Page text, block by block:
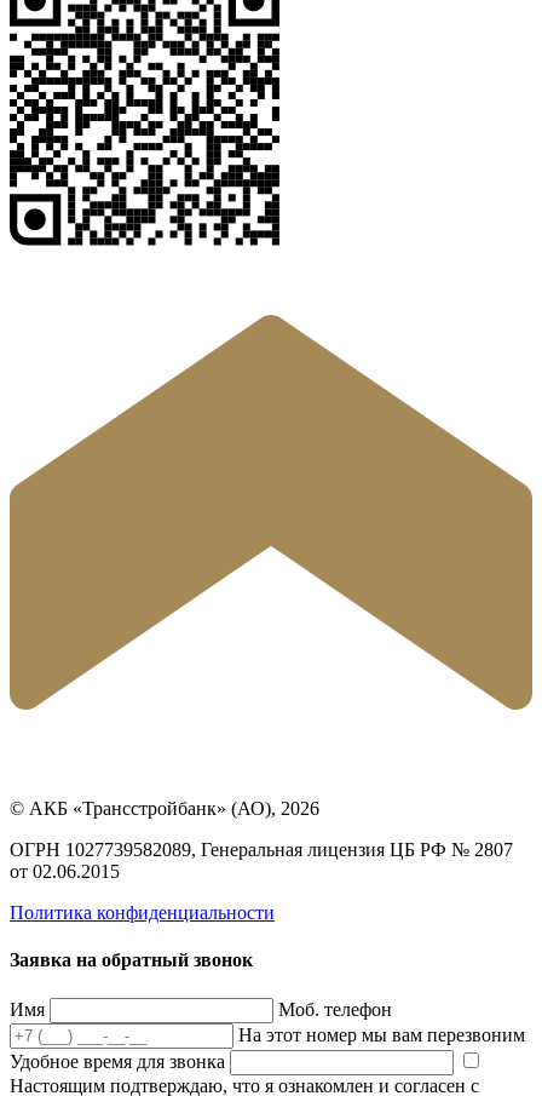
© АКБ «Трансстройбанк» (АО), 2026
ОГРН 1027739582089, Генеральная лицензия ЦБ РФ № 2807
от 02.06.2015
Политика конфиденциальности
Заявка на обратный звонок
Имя
Моб. телефон
На этот номер мы вам перезвоним
Удобное время для звонка
Настоящим подтверждаю, что я ознакомлен и согласен с